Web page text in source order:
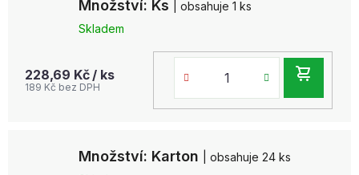
Množství: Ks
| obsahuje 1 ks
Skladem
228,69 Kč / ks
189 Kč bez DPH
Množství: Karton
| obsahuje 24 ks